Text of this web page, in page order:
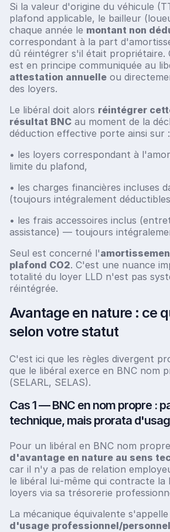
Si la valeur d'origine du véhicule
plafond applicable, le bailleur
chaque année le montant non
correspondant à la part
dû réintégrer s'il était propriétaire.
est en principe communiquée au
attestation annuelle ou
des loyers.
Le libéral doit alors réintégrer
résultat BNC au moment de la
déduction effective porte ainsi sur :
• les loyers correspondant à
limite du plafond,
• les charges financières incluses
(toujours intégralement
• les frais accessoires inclus
assistance) — toujours
Seul est concerné l'
plafond CO2. C'est une nuance
totalité du loyer LLD n'est pas
réintégrée.
Avantage en nature : ce
selon votre statut
C'est ici que les règles divergent
que le libéral exerce en BNC nom
(SELARL, SELAS).
Cas 1 — BNC en nom propre :
technique, mais prorata
Pour un libéral en BNC nom
d'avantage en nature au sens
car il n'y a pas de relation
le libéral lui-même qui contracte la
loyers via sa trésorerie
La mécanique équivalente
d'usage professionnel/personnel